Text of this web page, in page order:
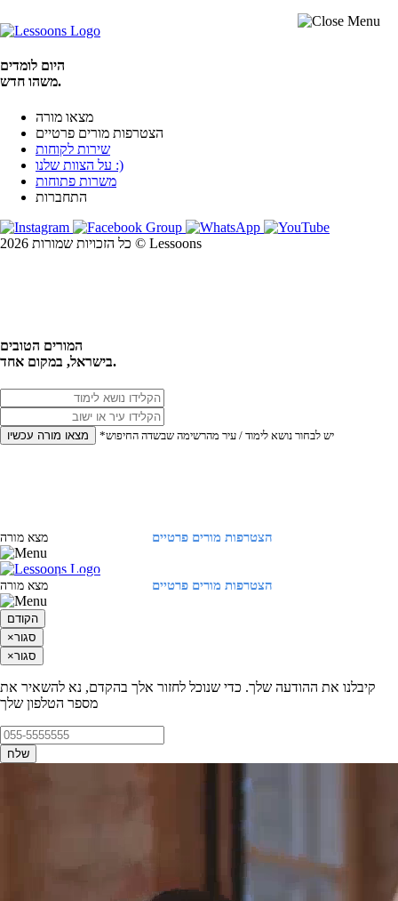
היום לומדים
משהו חדש.
מצאו מורה
הצטרפות מורים פרטיים
שירות לקוחות
על הצוות שלנו :)
משרות פתוחות
התחברות
כל הזכויות שמורות 2026 © Lessoons
המורים הטובים
בישראל, במקום אחד.
מצאו מורה עכשיו *יש לבחור נושא לימוד / עיר מהרשימה שבשדה החיפוש
הצטרפות מורים פרטיים מצא מורה
הצטרפות מורים פרטיים מצא מורה
הקודם
×סגור
×סגור
קיבלנו את ההודעה שלך. כדי שנוכל לחזור אלך בהקדם, נא להשאיר את
מספר הטלפון שלך
שלח